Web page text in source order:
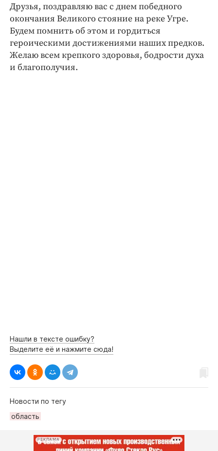
Друзья, поздравляю вас с днем победного
окончания Великого стояние на реке Угре.
Будем помнить об этом и гордиться
героическими достижениями наших предков.
Желаю всем крепкого здоровья, бодрости духа
и благополучия.
Нашли в тексте ошибку?
Выделите её и нажмите сюда!
Новости по тегу
область
РЕКЛАМА